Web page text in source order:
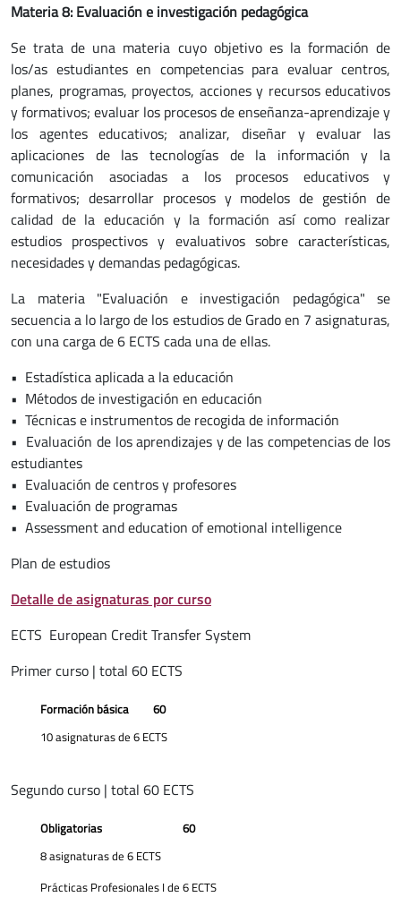
Materia 8: Evaluación e investigación pedagógica
Se trata de una materia cuyo objetivo es la formación de
los/as estudiantes en competencias para evaluar centros,
planes, programas, proyectos, acciones y recursos educativos
y formativos; evaluar los procesos de enseñanza-aprendizaje y
los agentes educativos; analizar, diseñar y evaluar las
aplicaciones de las tecnologías de la información y la
comunicación asociadas a los procesos educativos y
formativos; desarrollar procesos y modelos de gestión de
calidad de la educación y la formación así como realizar
estudios prospectivos y evaluativos sobre características,
necesidades y demandas pedagógicas.
La materia "Evaluación e investigación pedagógica" se
secuencia a lo largo de los estudios de Grado en 7 asignaturas,
con una carga de 6 ECTS cada una de ellas.
• Estadística aplicada a la educación
• Métodos de investigación en educación
• Técnicas e instrumentos de recogida de información
• Evaluación de los aprendizajes y de las competencias de los
estudiantes
• Evaluación de centros y profesores
• Evaluación de programas
• Assessment and education of emotional intelligence
Plan de estudios
Detalle de asignaturas por curso
ECTS European Credit Transfer System
Primer curso | total 60 ECTS
Formación básica
60
10 asignaturas de 6 ECTS
Segundo curso | total 60 ECTS
Obligatorias
60
8 asignaturas de 6 ECTS
Prácticas Profesionales I de 6 ECTS